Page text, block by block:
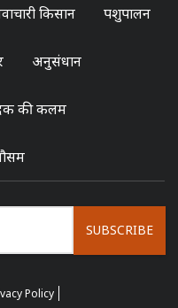
किसान पशुपालन
अनुसंधान
की कलम
SUBSCRIBE
Policy